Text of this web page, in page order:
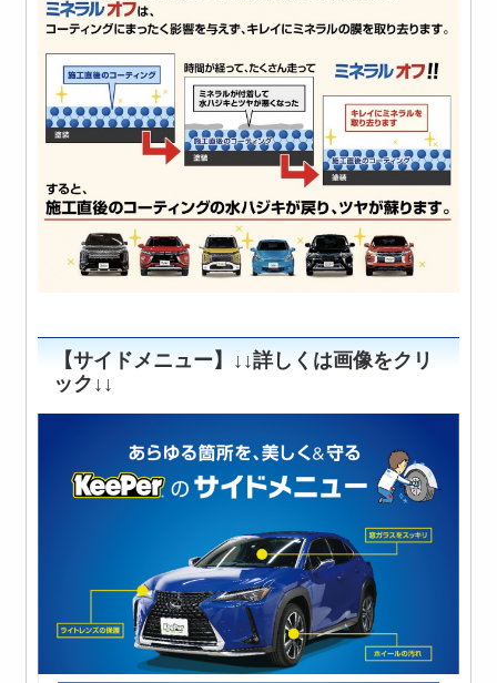
【サイドメニュー】↓↓詳しくは画像をクリ
ック↓↓